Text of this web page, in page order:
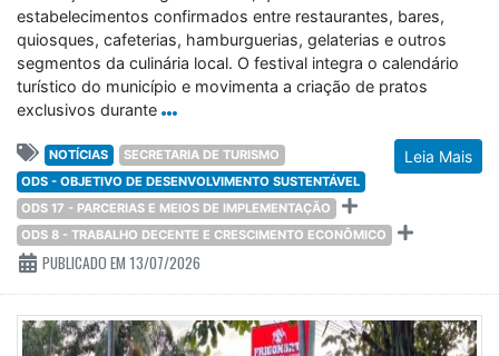
estabelecimentos confirmados entre restaurantes, bares,
quiosques, cafeterias, hamburguerias, gelaterias e outros
segmentos da culinária local. O festival integra o calendário
turístico do município e movimenta a criação de pratos
exclusivos durante
Leia Mais
NOTÍCIAS
SECRETARIA DE TURISMO
ODS - OBJETIVO DE DESENVOLVIMENTO SUSTENTÁVEL
ODS 17 - PARCERIAS E MEIOS DE IMPLEMENTAÇÃO
ODS 8 - TRABALHO DECENTE E CRESCIMENTO ECONÔMICO
PUBLICADO EM 13/07/2026